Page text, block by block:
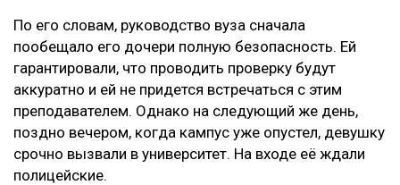
По его словам, руководство вуза сначала
пообещало его дочери полную безопасность. Ей
гарантировали, что проводить проверку будут
аккуратно и ей не придется встречаться с этим
преподавателем. Однако на следующий же день,
поздно вечером, когда кампус уже опустел, девушку
срочно вызвали в университет. На входе её ждали
полицейские.